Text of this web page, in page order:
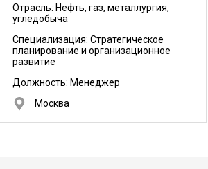
Отрасль: Нефть, газ, металлургия,
угледобыча
Специализация: Стратегическое
планирование и организационное
развитие
Должность: Менеджер
Москва